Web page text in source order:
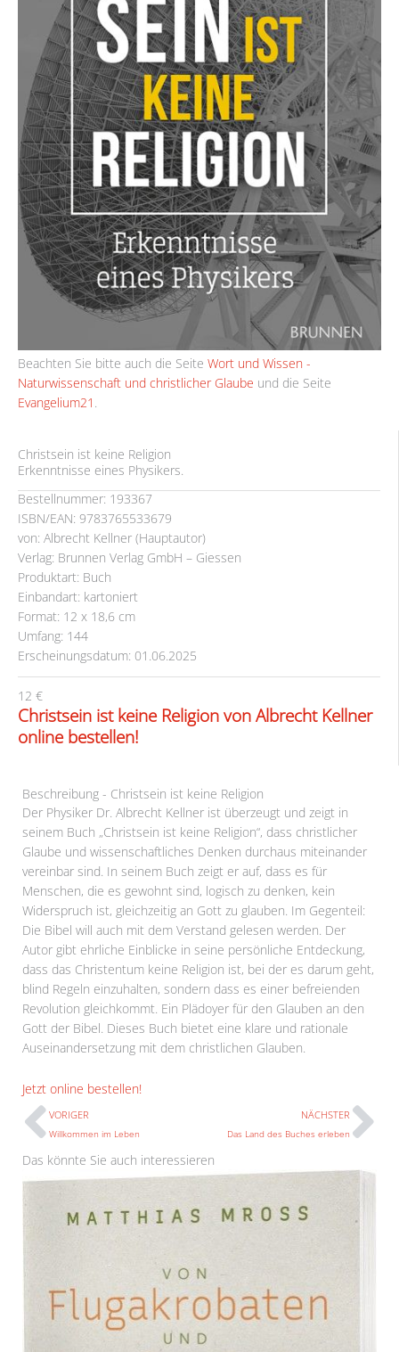
Christsein ist keine Religion
Erkenntnisse eines Physikers.
Bestellnummer: 193367
ISBN/EAN: 9783765533679
von: Albrecht Kellner (Hauptautor)
Verlag: Brunnen Verlag GmbH – Giessen
Produktart: Buch
Einbandart: kartoniert
Format: 12 x 18,6 cm
Umfang: 144
Erscheinungsdatum: 01.06.2025
12 €
Christsein ist keine Religion von Albrecht Kellner
online bestellen!
Beachten Sie bitte auch die Seite Wort und Wissen -
Naturwissenschaft und christlicher Glaube und die Seite
Evangelium21 .
Beschreibung - Christsein ist keine Religion
Der Physiker Dr. Albrecht Kellner ist überzeugt und zeigt in
seinem Buch „Christsein ist keine Religion“, dass christlicher
Glaube und wissenschaftliches Denken durchaus miteinander
vereinbar sind. In seinem Buch zeigt er auf, dass es für
Menschen, die es gewohnt sind, logisch zu denken, kein
Widerspruch ist, gleichzeitig an Gott zu glauben. Im Gegenteil:
Die Bibel will auch mit dem Verstand gelesen werden. Der
Autor gibt ehrliche Einblicke in seine persönliche Entdeckung,
dass das Christentum keine Religion ist, bei der es darum geht,
blind Regeln einzuhalten, sondern dass es einer befreienden
Revolution gleichkommt. Ein Plädoyer für den Glauben an den
Gott der Bibel. Dieses Buch bietet eine klare und rationale
Auseinandersetzung mit dem christlichen Glauben.
Jetzt online bestellen!
Prev
VORIGER
Willkommen im Leben
NÄCHSTER
Das Land des Buches erleben
Das könnte Sie auch interessieren